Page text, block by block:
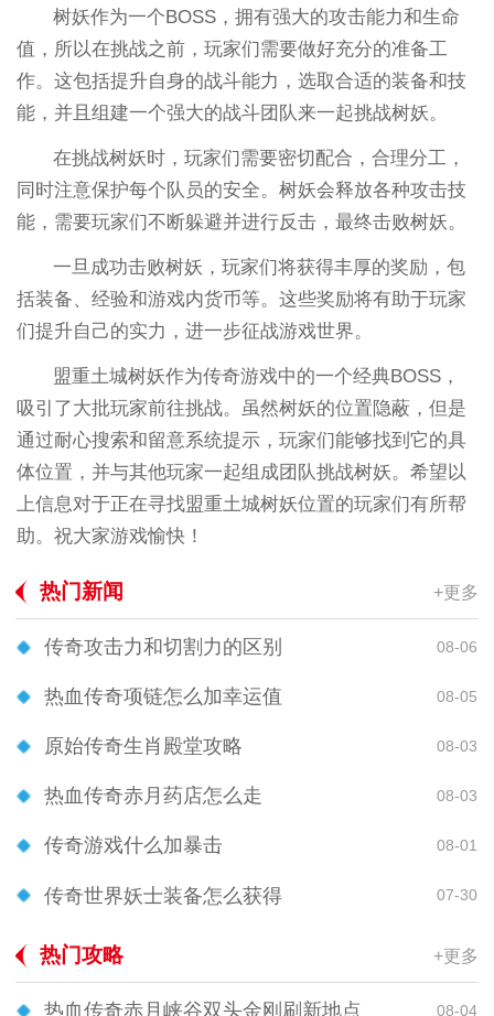
树妖作为一个BOSS，拥有强大的攻击能力和生命
值，所以在挑战之前，玩家们需要做好充分的准备工
作。这包括提升自身的战斗能力，选取合适的装备和技
能，并且组建一个强大的战斗团队来一起挑战树妖。
在挑战树妖时，玩家们需要密切配合，合理分工，
同时注意保护每个队员的安全。树妖会释放各种攻击技
能，需要玩家们不断躲避并进行反击，最终击败树妖。
一旦成功击败树妖，玩家们将获得丰厚的奖励，包
括装备、经验和游戏内货币等。这些奖励将有助于玩家
们提升自己的实力，进一步征战游戏世界。
盟重土城树妖作为传奇游戏中的一个经典BOSS，
吸引了大批玩家前往挑战。虽然树妖的位置隐蔽，但是
通过耐心搜索和留意系统提示，玩家们能够找到它的具
体位置，并与其他玩家一起组成团队挑战树妖。希望以
上信息对于正在寻找盟重土城树妖位置的玩家们有所帮
助。祝大家游戏愉快！
热门新闻 +更多
传奇攻击力和切割力的区别 08-06
热血传奇项链怎么加幸运值 08-05
原始传奇生肖殿堂攻略 08-03
热血传奇赤月药店怎么走 08-03
传奇游戏什么加暴击 08-01
传奇世界妖士装备怎么获得 07-30
热门攻略 +更多
热血传奇赤月峡谷双头金刚刷新地点 08-04